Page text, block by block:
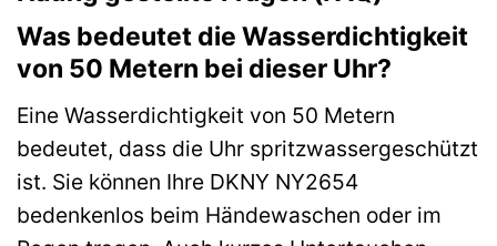
Was bedeutet die Wasserdichtigkeit
von 50 Metern bei dieser Uhr?
Eine Wasserdichtigkeit von 50 Metern
bedeutet, dass die Uhr spritzwassergeschützt
ist. Sie können Ihre DKNY NY2654
bedenkenlos beim Händewaschen oder im